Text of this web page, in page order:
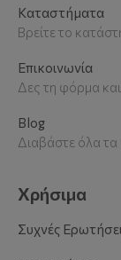
Καταστήματα
Βρείτε το
Επικοινωνία
Δες τη φόρμα και
Blog
Διαβάστε όλα τα
Χρήσιμα
Συχνές